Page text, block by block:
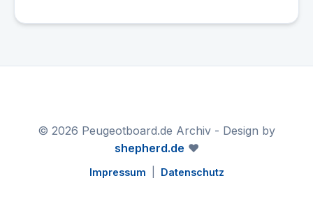
© 2026 Peugeotboard.de Archiv - Design by
shepherd.de ❤️
Impressum Datenschutz